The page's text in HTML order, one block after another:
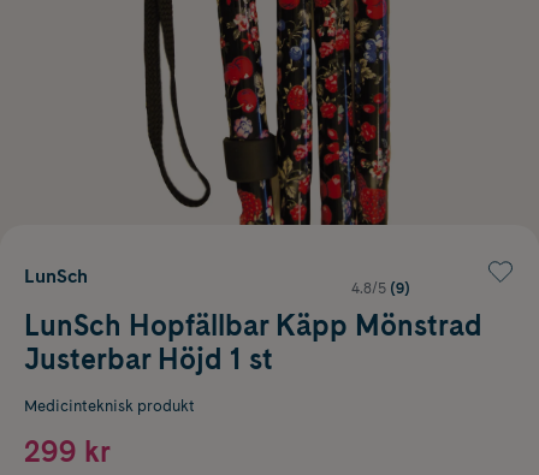
LunSch
4.8/5 (9)
LunSch Hopfällbar Käpp Mönstrad
Justerbar Höjd 1 st
Medicinteknisk produkt
299 kr